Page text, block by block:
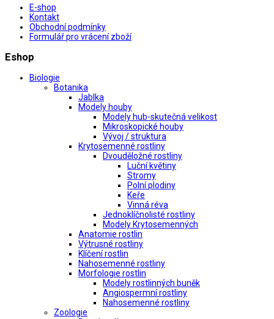
E-shop
Kontakt
Obchodní podmínky
Formulář pro vrácení zboží
Eshop
Biologie
Botanika
Jablka
Modely houby
Modely hub-skutečná velikost
Mikroskopické houby
Vývoj / struktura
Krytosemenné rostliny
Dvouděložné rostliny
Luční květiny
Stromy
Polní plodiny
Keře
Vinná réva
Jednoklíčnolisté rostliny
Modely Krytosemenných
Anatomie rostlin
Výtrusné rostliny
Klíčení rostlin
Nahosemenné rostliny
Morfologie rostlin
Modely rostlinných buněk
Angiospermní rostliny
Nahosemenné rostliny
Zoologie